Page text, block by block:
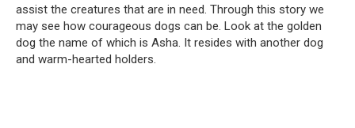
assist the creatures that are in need. Through this story we
may see how courageous dogs can be. Look at the golden
dog the name of which is Asha. It resides with another dog
and warm-hearted holders.